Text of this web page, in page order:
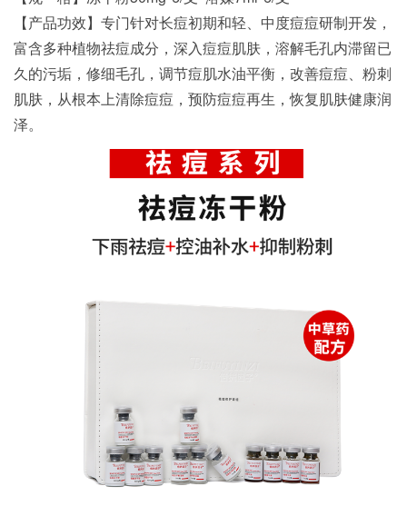
【产品功效】专门针对长痘初期和轻、中度痘痘研制开发，
富含多种植物祛痘成分，深入痘痘肌肤，溶解毛孔内滞留已
久的污垢，修细毛孔，调节痘肌水油平衡，改善痘痘、粉刺
肌肤，从根本上清除痘痘，预防痘痘再生，恢复肌肤健康润
泽。